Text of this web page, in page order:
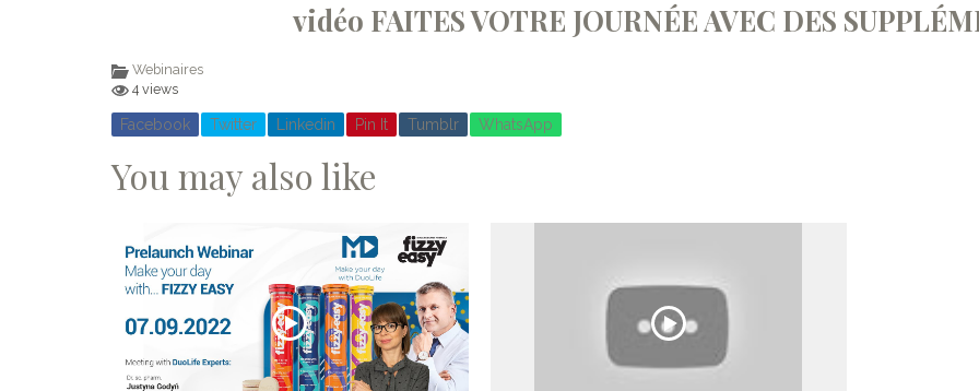
vidéo FAITES VOTRE JOURNÉE AVEC DES
Webinaires
4 views
Facebook Twitter Linkedin Pin It Tumblr WhatsApp
You may also like